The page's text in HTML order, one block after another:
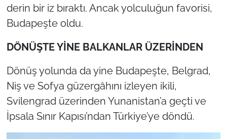
derin bir iz bıraktı. Ancak yolculuğun favorisi,
Budapeşte oldu.
DÖNÜŞTE YİNE BALKANLAR ÜZERİNDEN
Dönüş yolunda da yine Budapeşte, Belgrad,
Niş ve Sofya güzergâhını izleyen ikili,
Svilengrad üzerinden Yunanistan’a geçti ve
İpsala Sınır Kapısı’ndan Türkiye’ye döndü.